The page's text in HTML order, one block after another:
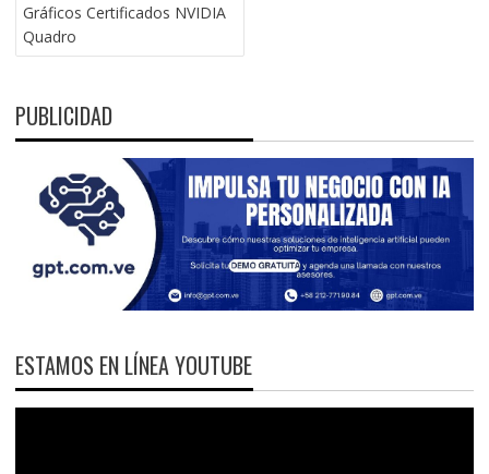
Gráficos Certificados NVIDIA
Quadro
PUBLICIDAD
ESTAMOS EN LÍNEA YOUTUBE